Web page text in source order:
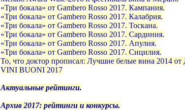
«Три бокала» от Gambero Rosso 2017. Кампания.
«Три бокала» от Gambero Rosso 2017. Калабрия.
«Три бокала» от Gambero Rosso 2017. Тоскана.
«Три бокала» от Gambero Rosso 2017. Сардиния.
«Три бокала» от Gambero Rosso 2017. Апулия.
«Три бокала» от Gambero Rosso 2017. Сицилия.
То, что доктор прописал: Лучшие белые вина 2014
VINI BUONI 2017
Актуальные рейтинги.
Архив 2017: рейтинги и конкурсы.